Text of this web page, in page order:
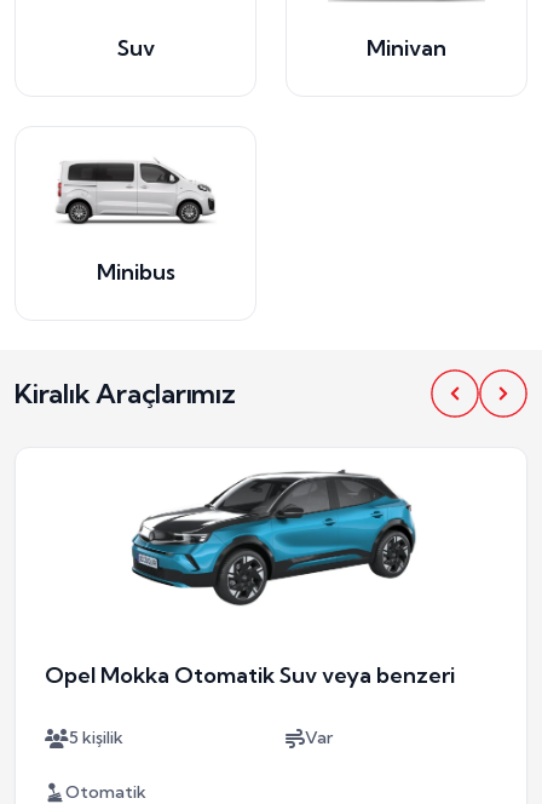
Suv Minivan
Minibus
Kiralık Araçlarımız
Opel Mokka Otomatik Suv veya benzeri
5 kişilik Var
Otomatik